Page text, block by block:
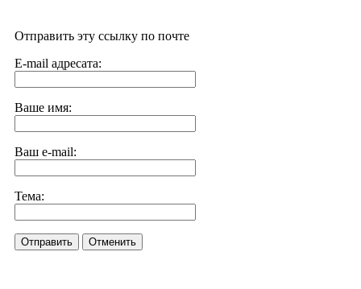
Отправить эту ссылку по почте
E-mail адресата:
Ваше имя:
Ваш e-mail:
Тема:
Отправить Отменить